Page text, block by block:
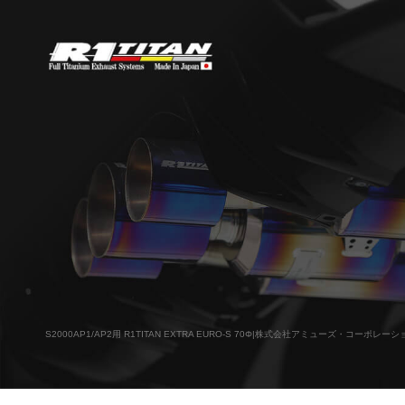
S2000AP1/AP2用 R1TITAN EXTRA EURO-S 70Φ|株式会社アミューズ・コーポレーシ